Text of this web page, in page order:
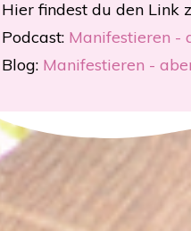
Hier findest du den Link
Podcast: Manifestieren -
Blog: Manifestieren -